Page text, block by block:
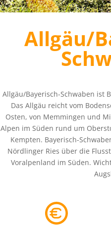
Allgäu/
Allgäu/Bayerisch-Schwaben ist
Das Allgäu reicht vom
Osten, von Memmingen und
Alpen im Süden rund um
Kempten. Bayerisch-
Nördlinger Ries über die
Voralpenland im Süden.